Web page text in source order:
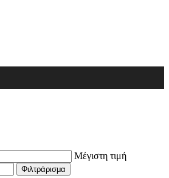
Μέγιστη τιμή
Φιλτράρισμα